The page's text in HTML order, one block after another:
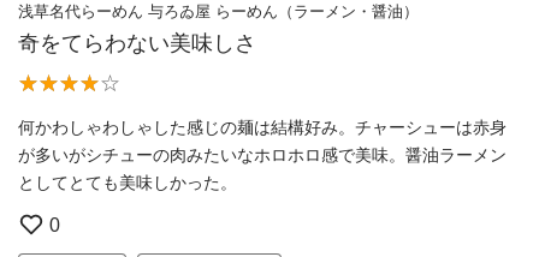
浅草名代らーめん 与ろゐ屋 らーめん（ラーメン・醤油）
奇をてらわない美味しさ
何かわしゃわしゃした感じの麺は結構好み。チャーシューは赤身
が多いがシチューの肉みたいなホロホロ感で美味。醤油ラーメン
としてとても美味しかった。
0